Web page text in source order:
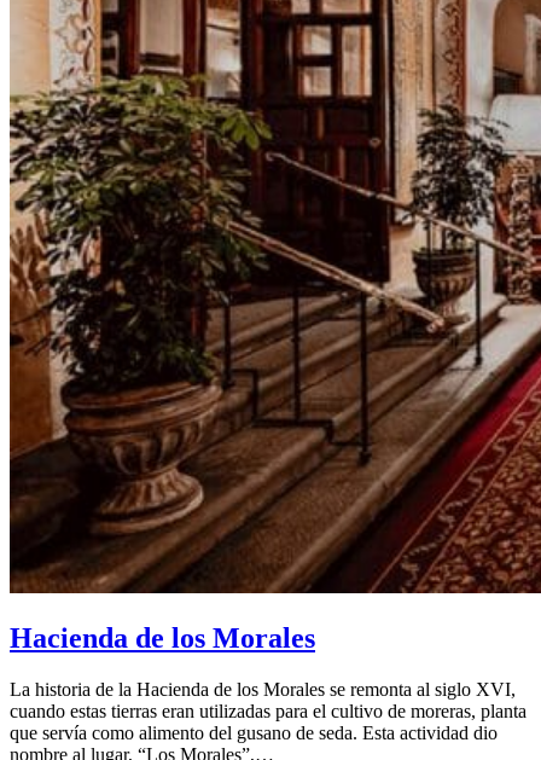
Hacienda de los Morales
La historia de la Hacienda de los Morales se remonta al siglo XVI,
cuando estas tierras eran utilizadas para el cultivo de moreras, planta
que servía como alimento del gusano de seda. Esta actividad dio
nombre al lugar, “Los Morales”,…